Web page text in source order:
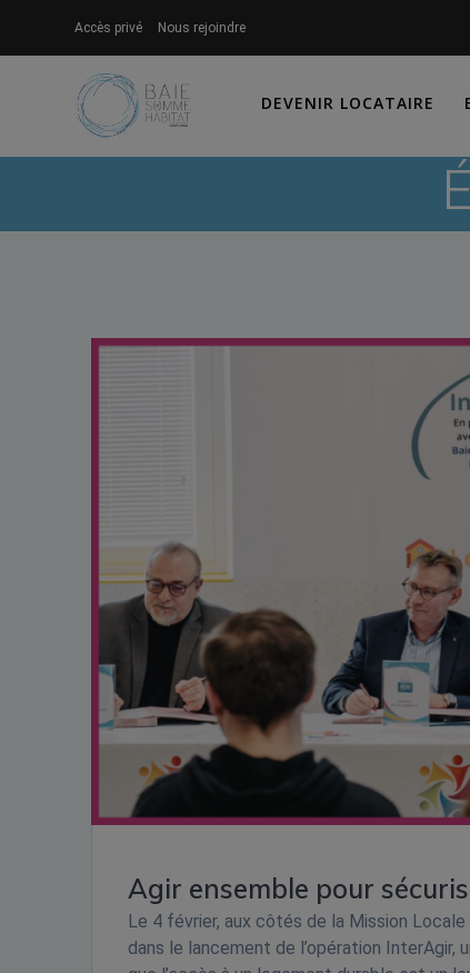
Accès privé Nous rejoindre
DEVENIR LOCATAIRE
Agir ensemble pour
Le 4 février, aux côtés de la Mission
dans le lancement de l’opération InterAgir,